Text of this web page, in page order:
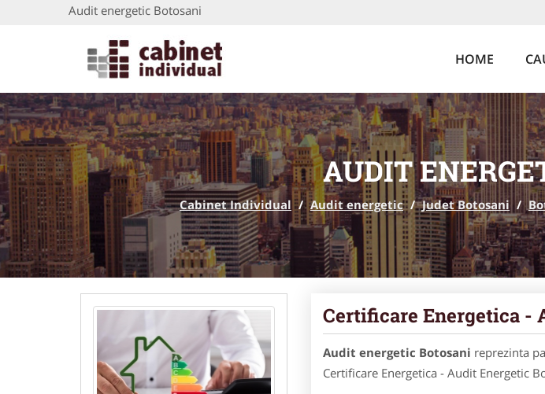
Audit energetic Botosani
HOME
AUDIT
Cabinet Individual / Audit energetic / Judet Botosani /
Certificare Energetica -
Audit energetic Botosani reprezinta
Certificare Energetica - Audit Energetic